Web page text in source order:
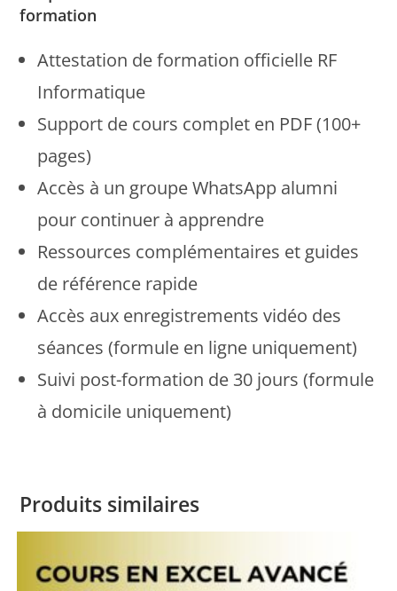
formation
Attestation de formation officielle RF
Informatique
Support de cours complet en PDF (100+
pages)
Accès à un groupe WhatsApp alumni
pour continuer à apprendre
Ressources complémentaires et guides
de référence rapide
Accès aux enregistrements vidéo des
séances (formule en ligne uniquement)
Suivi post-formation de 30 jours (formule
à domicile uniquement)
Produits similaires